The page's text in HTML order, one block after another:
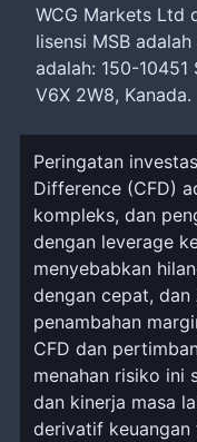
WCG Markets Ltd
lisensi MSB
adalah: 150-10451
V6X 2W8, Kanada.
Peringatan
Difference (CFD)
kompleks, dan
dengan leverage
menyebabkan
dengan cepat,
penambahan
CFD dan
menahan risiko ini
dan kinerja masa
derivatif keuangan